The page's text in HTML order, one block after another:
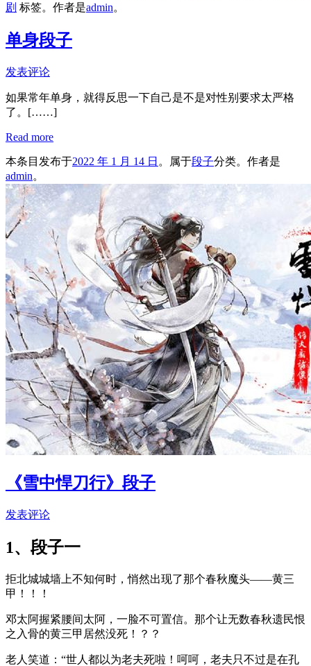
剧 标签。 作者是admin。
单身段子
发表评论
如果常年单身，就得反思一下自己是不是对性别要求太严格
了。 [……]
Read more
本条目发布于2022 年 1 月 14 日 。属于段子分类。 作者是
admin。
《雪中悍刀行》段子
发表评论
1、段子一
拒北城城墙上不知何时，悄然出现了那个春秋魔头——黄三
甲！！！
邓太阿握紧腰间太阿，一脸不可置信。那个让无数春秋遗民恨
之入骨的黄三甲居然没死！？？
老人笑道：“世人都以为老夫死啦！呵呵，老夫只不过是在孔